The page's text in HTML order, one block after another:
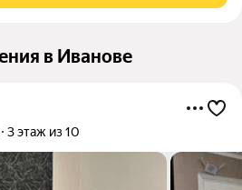
в Иванове
3 этаж из 10